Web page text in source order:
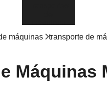
máquinas
máquinas transporte de
Máquinas